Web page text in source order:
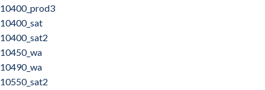
10400_prod3
10400_sat
10400_sat2
10450_wa
10490_wa
10550_sat2